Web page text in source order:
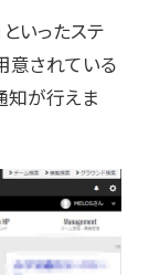
いったステ
意されている
知が行えま